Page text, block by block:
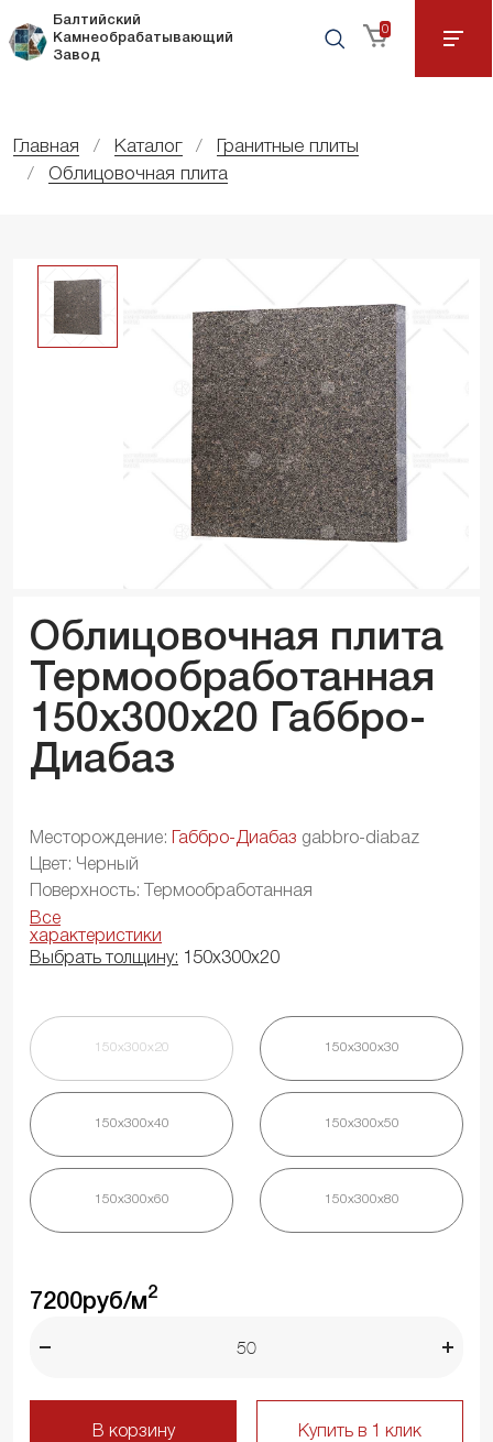
Балтийский
Камнеобрабатывающий
Завод
0
Главная Каталог
Гранитные плиты
Облицовочная плита
Облицовочная плита
Термообработанная
150x300x20
Габбро-
Диабаз
Месторождение: Габбро-Диабаз gabbro-diabaz
Цвет: Черный
Поверхность: Термообработанная
Все
характеристики
Выбрать толщину: 150х300х20
150х300х20 150х300х30
150х300х40 150х300х50
150х300х60 150х300х80
7200руб/м2
В корзину Купить в 1 клик